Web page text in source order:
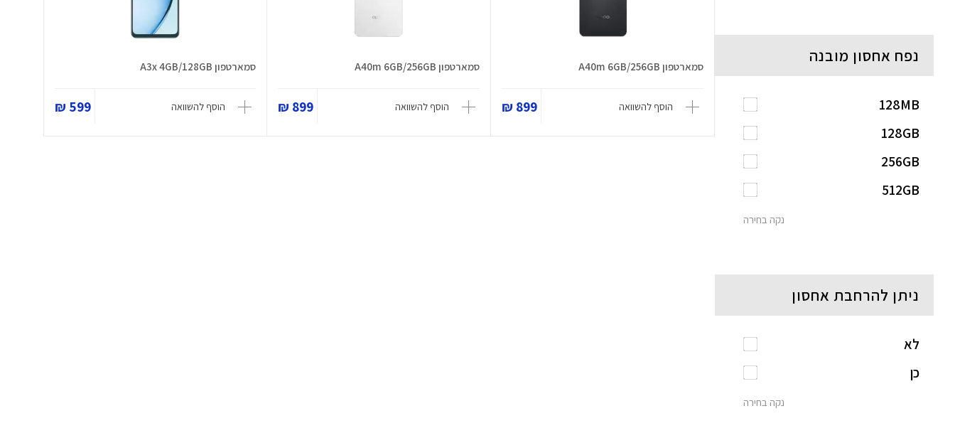
סמארטפון A40m 6GB/256GB
הוסף להשוואה 899 ₪
סמארטפון A40m 6GB/256GB
הוסף להשוואה 899 ₪
סמארטפון A3x 4GB/128GB
הוסף להשוואה 599 ₪
נפח אחסון מובנה
128MB
128GB
256GB
512GB
נקה בחירה
ניתן להרחבת אחסון
לא
כן
נקה בחירה